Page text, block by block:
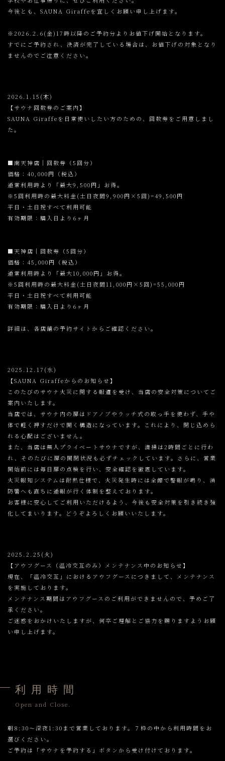
今後とも、SAUNA Giraffeを宜しくお願い申し上げます。
※2026.2.6(金)17時以降のご予約分よりお値下げ開始となります。
すでにご予約され、決済が完了している場合は、お値下げの対象となり
ませんのでご注意ください。
2026.1.15(木)
【サウナ回数券のご案内】
SAUNA Giraffeを日常使いしたい方のための、回数券をご用意しまし
た。
■南天神店｜回数券（5回分）
価格：40,000円（税込）
通常利用時より「最大9,500円」お得。
※5回利用時の最大料金(土日夜間9,900円×5回)=49,500円
平日・土日祝すべて利用可能
有効期限：購入日より6ヶ月
■天神店｜回数券（5回分）
価格：45,000円（税込）
通常利用時より「最大10,000円」お得。
※5回利用時の最大料金(土日夜間11,000円×5回)=55,000円
平日・土日祝すべて利用可能
有効期限：購入日より6ヶ月
詳細は、各店舗の予約サイトからご確認ください。
2025.12.17(水)
【SAUNA Giraffeからのお知らせ】
このたびのサウナ火災に関する報道を受け、当店の安全対策についてご
案内いたします。
当店では、サウナ内の扉はドアノブやラッチ式の取っ手を使わず、手や
体で軽く押すだけで開く構造になっています。これにより、閉じ込めら
れる心配はございません。
また、当店は無人プライベートサウナですが、清掃は2時間ごとに行わ
れ、そのたびに扉の開閉状況も必ずチェックしています。さらに、営業
開始前には毎日扉の点検を行い、安全確認を徹底しています。
火災報知システムは耐熱仕様で、火災発生時には全館で警報が鳴り、消
防署へも直ちに通報が行く体制を整えております。
お客様に安心してご利用いただけるよう、今後も安全対策を引き続き強
化してまいります。どうぞよろしくお願いいたします。
2025.2.25(火)
【アウフグース（温冷交互のみ）メンテナンス中のお知らせ】
現在、「温冷交互」におけるアウフグースにつきまして、メンテナンス
を実施しております。
メンテナンス期間はアウフグースのご利用ができませんので、予めご了
承ください。
ご迷惑をおかけいたしますが、何卒ご理解とご協力を賜りますようお願
い申し上げます。
利 用 時 間
Open and Close.
朝8:30〜深夜1:30まで営業しております。７枠の中から利用時間をお
選びください。
ご予約は「サウナを予約する」ボタンから受け付けております。